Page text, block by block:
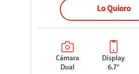
Lo Quiero
Cámara
Dual
Display
6.7"